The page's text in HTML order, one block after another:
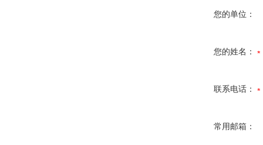
您的单位：
您的姓名：
联系电话：
常用邮箱：